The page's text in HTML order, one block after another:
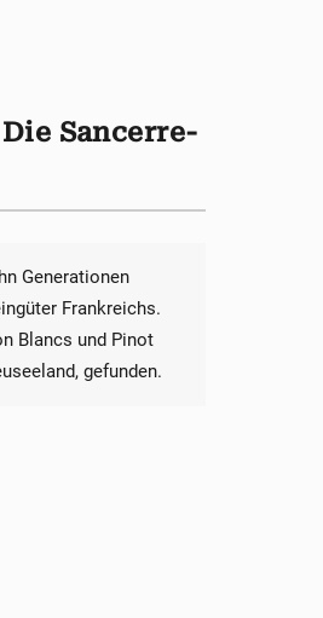
Sancerre-
Generationen
Frankreichs.
Blancs und Pinot
gefunden.